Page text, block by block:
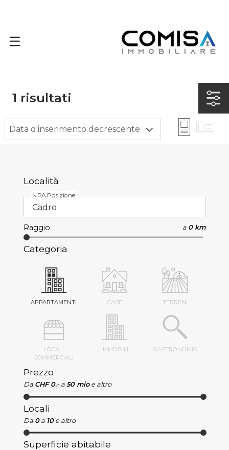
1 risultati
Data d'inserimento decrescente
Località
NPA Posizione
Raggio a 0 km
Categoria
APPARTAMENTI CASE TERRENI
LOCALI
COMMERCIALI
IMMOBILI GASTRONOMIA
Prezzo
Da CHF 0.- a 50 mio e altro
Locali
Da 0 a 10 e altro
Superficie abitabile